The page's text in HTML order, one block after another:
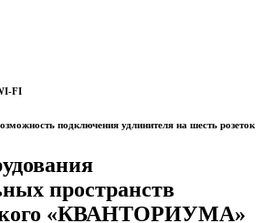
FI
подключения удлинителя на шесть розеток
пространств
«КВАНТОРИУМА»